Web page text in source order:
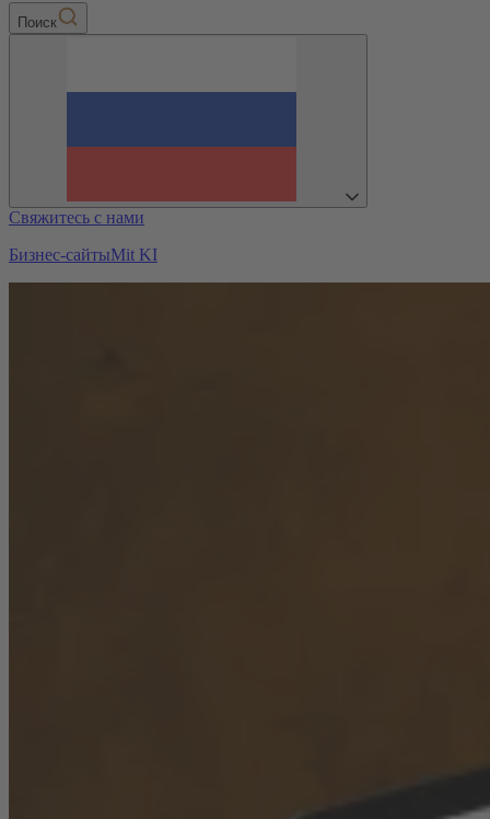
Пoиск
Свяжитесь с нами
Бизнес-сайтыMit KI